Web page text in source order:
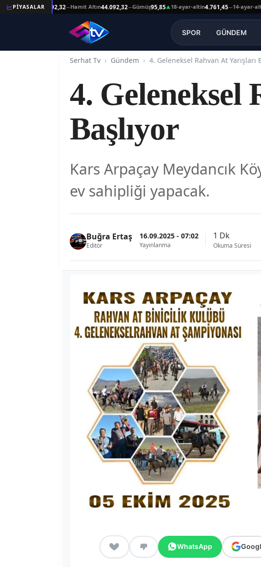
PİYASALAR
Altın44.092,32 Hamit Altın44.092,32—Gümüş95,85▲18-ayar-altin4.761,45—14-ayar-altin
SPOR GÜNDEM
Serhat Tv Gündem 4. Geleneksel Rahvan At Yarışları
4. Geleneksel
Başlıyor
Kars Arpaçay Meydancık
ev sahipliği yapacak.
Buğra Ertaş
Editör
16.09.2025 - 07:02
Yayınlanma
1 Dk
Okuma Süresi
WhatsApp